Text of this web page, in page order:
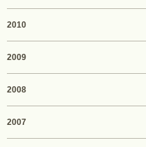
2010
2009
2008
2007